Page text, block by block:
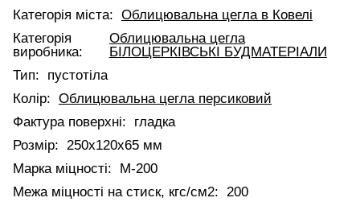
Категорія міста: Облицювальна цегла в Ковелі
Категорія
виробника:
Облицювальна цегла
БІЛОЦЕРКІВСЬКІ БУДМАТЕРІАЛИ
Тип:
пустотіла
Колір: Облицювальна цегла персиковий
Фактура поверхні:
гладка
Розмір: 250х120х65 мм
Марка міцності:
М-200
Межа міцності на стиск, кгс/см2: 200